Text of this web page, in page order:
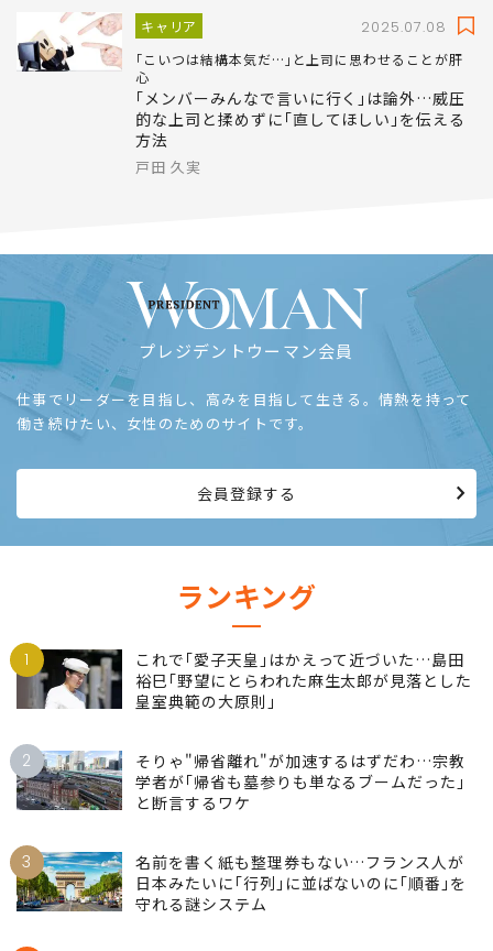
キャリア 2025.07.08
｢こいつは結構本気だ…｣と上司に思わせることが肝
心
｢メンバーみんなで言いに行く｣は論外…威圧
的な上司と揉めずに｢直してほしい｣を伝える
方法
戸田 久実
プレジデントウーマン会員
仕事でリーダーを目指し、高みを目指して生きる。情熱を持って
働き続けたい、女性のためのサイトです。
会員登録する
ランキング
1
これで｢愛子天皇｣はかえって近づいた…島田
裕巳｢野望にとらわれた麻生太郎が見落とした
皇室典範の大原則｣
2
そりゃ"帰省離れ"が加速するはずだわ…宗教
学者が｢帰省も墓参りも単なるブームだった｣
と断言するワケ
3
名前を書く紙も整理券もない…フランス人が
日本みたいに｢行列｣に並ばないのに｢順番｣を
守れる謎システム